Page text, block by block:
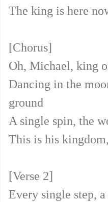
The king is here
[Chorus]
Oh, Michael, king
Dancing in the
ground
A single spin, the
This is his
[Verse 2]
Every single step,